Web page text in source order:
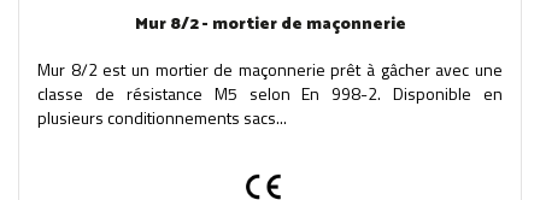
Mur 8/2 - mortier de maçonnerie
Mur 8/2 est un mortier de maçonnerie prêt à gâcher avec une
classe de résistance M5 selon En 998-2. Disponible en
plusieurs conditionnements sacs...